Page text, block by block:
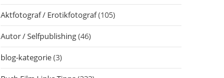
Aktfotograf / Erotikfotograf(105)
Autor / Selfpublishing(46)
blog-kategorie(3)